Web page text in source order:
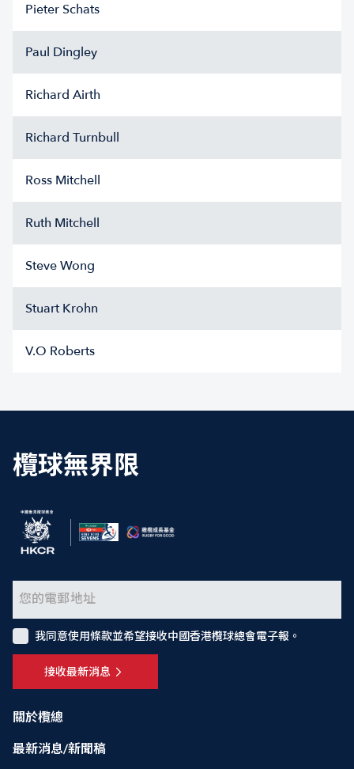
Pieter Schats
Paul Dingley
Richard Airth
Richard Turnbull
Ross Mitchell
Ruth Mitchell
Steve Wong
Stuart Krohn
V.O Roberts
欖球無界限
關於欖總
最新消息/新聞稿
接收最新消息
我同意使用條款並希望接收中國香港欖球總會電子報。